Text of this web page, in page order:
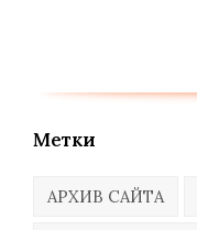
Метки
АРХИВ САЙТА